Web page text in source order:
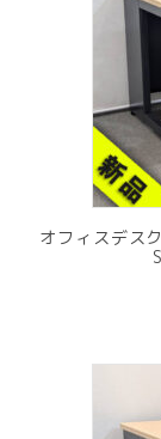
オフィスデス